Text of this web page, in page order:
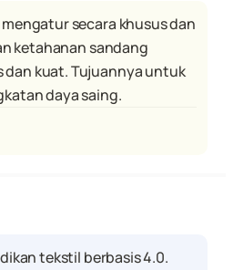
secara khusus dan
ketahanan sandang
dan kuat. Tujuannya untuk
daya saing.
tekstil berbasis 4.0.